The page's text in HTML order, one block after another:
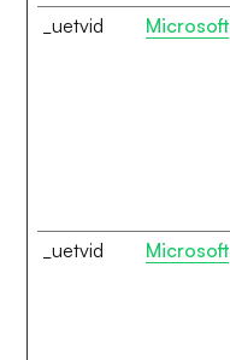
_uetvid Microsoft
_uetvid Microsoft